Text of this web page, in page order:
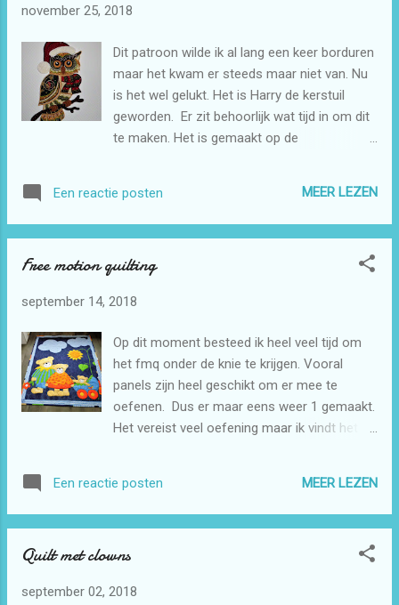
november 25, 2018
Dit patroon wilde ik al lang een keer borduren
maar het kwam er steeds maar niet van. Nu
is het wel gelukt. Het is Harry de kerstuil
geworden. Er zit behoorlijk wat tijd in om dit
te maken. Het is gemaakt op de
Een reactie posten MEER LEZEN
Free motion quilting
september 14, 2018
Op dit moment besteed ik heel veel tijd om
het fmq onder de knie te krijgen. Vooral
panels zijn heel geschikt om er mee te
oefenen. Dus er maar eens weer 1 gemaakt.
Het vereist veel oefening maar ik vindt het
name die van Angela Walters . Daar leer ik
heel veel van. Dit quiltje gaat ook weer naar
Een reactie posten MEER LEZEN
Quilt met clowns
september 02, 2018